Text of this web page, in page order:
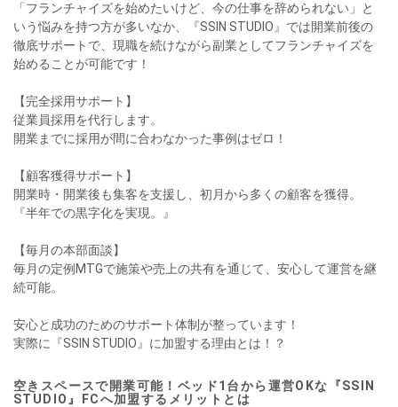
「フランチャイズを始めたいけど、今の仕事を辞められない」と
いう悩みを持つ方が多いなか、『SSIN STUDIO』では開業前後の
徹底サポートで、現職を続けながら副業としてフランチャイズを
始めることが可能です！
【完全採用サポート】
従業員採用を代行します。
開業までに採用が間に合わなかった事例はゼロ！
【顧客獲得サポート】
開業時・開業後も集客を支援し、初月から多くの顧客を獲得。
『半年での黒字化を実現。』
【毎月の本部面談】
毎月の定例MTGで施策や売上の共有を通じて、安心して運営を継
続可能。
安心と成功のためのサポート体制が整っています！
実際に『SSIN STUDIO』に加盟する理由とは！？
空きスペースで開業可能！ベッド1台から運営OKな『SSIN
STUDIO』FCへ加盟するメリットとは